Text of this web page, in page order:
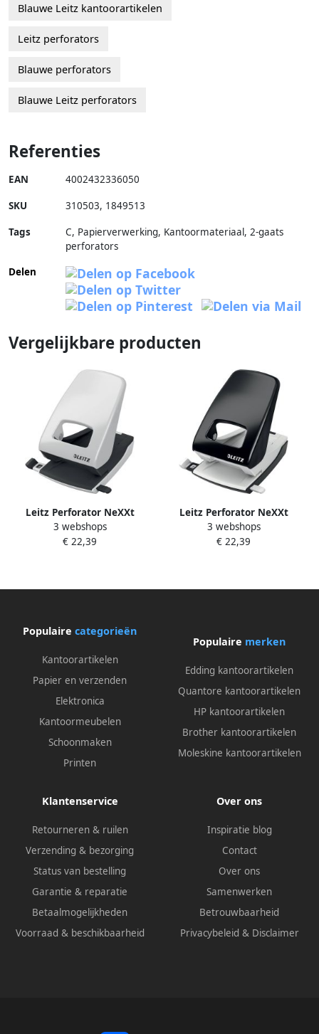
Blauwe Leitz kantoorartikelen
Leitz perforators
Blauwe perforators
Blauwe Leitz perforators
Referenties
EAN 4002432336050
SKU 310503, 1849513
Tags
C, Papierverwerking, Kantoormateriaal, 2-gaats
perforators
Delen
Vergelijkbare producten
Leitz Perforator NeXXt
archief metaal 40 vel grijs
3 webshops
€ 22,39
Leitz Perforator NeXXt
archief metaal 40 vel zwart
3 webshops
€ 22,39
Populaire categorieën
Kantoorartikelen
Papier en verzenden
Elektronica
Kantoormeubelen
Schoonmaken
Printen
Populaire merken
Edding kantoorartikelen
Quantore kantoorartikelen
HP kantoorartikelen
Brother kantoorartikelen
Moleskine kantoorartikelen
Klantenservice
Retourneren & ruilen
Verzending & bezorging
Status van bestelling
Garantie & reparatie
Betaalmogelijkheden
Voorraad & beschikbaarheid
Over ons
Inspiratie blog
Contact
Over ons
Samenwerken
Betrouwbaarheid
Privacybeleid & Disclaimer